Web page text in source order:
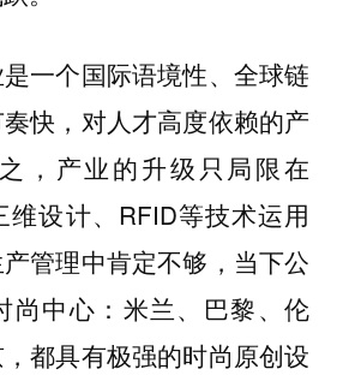
一个国际语境性、全球链
快，对人才高度依赖的产
，产业的升级只局限在
维设计、RFID等技术运用
管理中肯定不够，当下公
尚中心：米兰、巴黎、伦
都具有极强的时尚原创设